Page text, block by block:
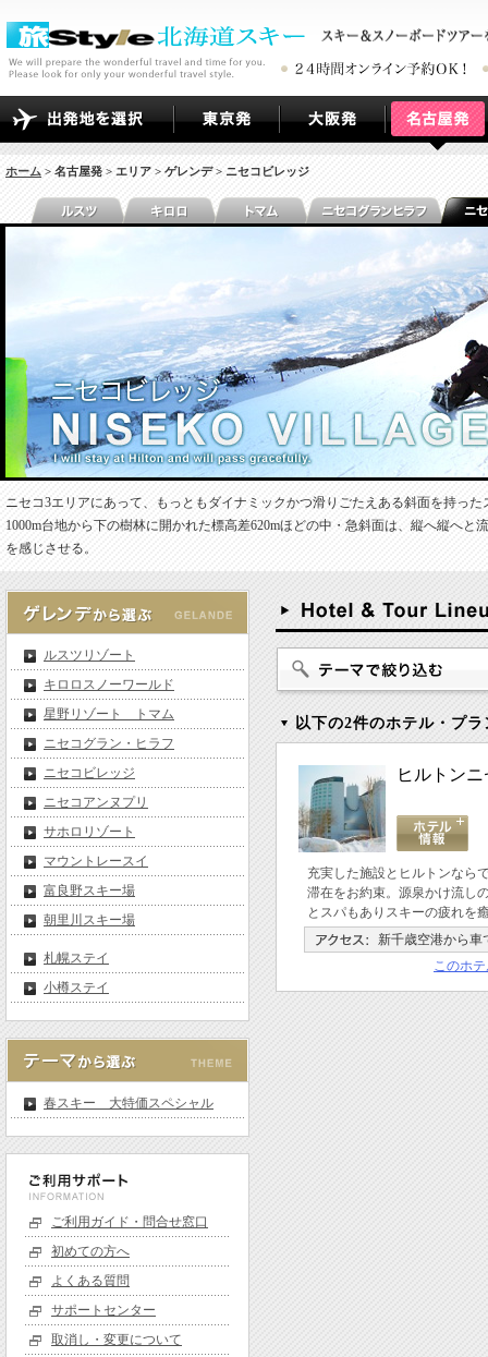
ホーム > 名古屋発 > エリア > ゲレンデ > ニセコビレッジ
ニセコ3エリアにあって、もっともダイナミックかつ滑りごたえある斜面を持った
1000m台地から下の樹林に開かれた標高差620mほどの中・急斜面は、縦へ縦へ
を感じさせる。
以下の2件のホテル・プラ
ヒルトン
充実した施設とヒルトンなら
滞在をお約束。源泉かけ流し
とスパもありスキーの疲れを
新千歳空港から車
このホ
ルスツリゾート
キロロスノーワールド
星野リゾート トマム
ニセコグラン・ヒラフ
ニセコビレッジ
ニセコアンヌプリ
サホロリゾート
マウントレースイ
富良野スキー場
朝里川スキー場
札幌ステイ
小樽ステイ
春スキー 大特価スペシャル
ご利用ガイド・問合せ窓口
初めての方へ
よくある質問
サポートセンター
取消し・変更について